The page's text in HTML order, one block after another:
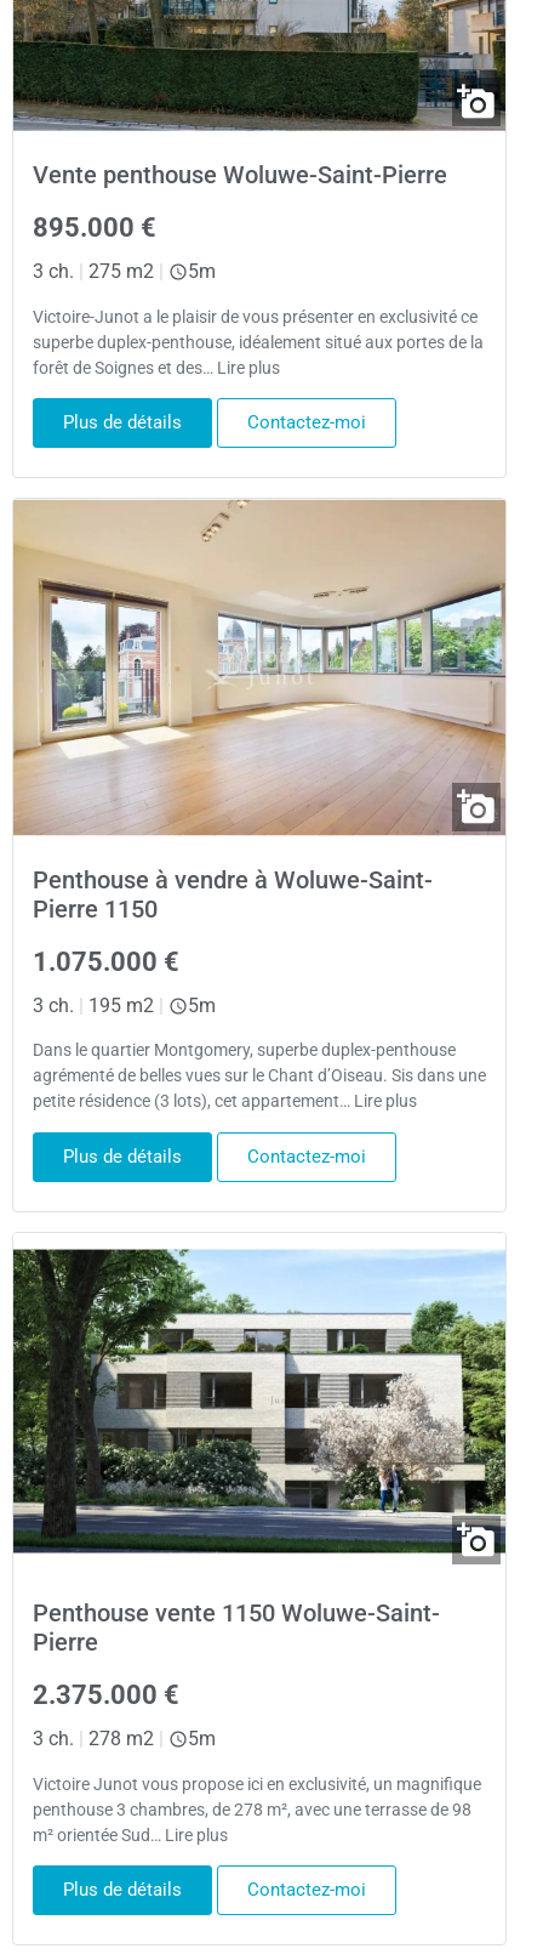
Vente penthouse Woluwe-Saint-Pierre
895.000 €
3 ch. 275 m2 5m
Victoire-Junot a le plaisir de vous présenter en exclusivité ce
superbe duplex-penthouse, idéalement situé aux portes de la
forêt de Soignes et des… Lire plus
Plus de détails Contactez-moi
Penthouse à vendre à Woluwe-Saint-
Pierre 1150
1.075.000 €
3 ch. | 195 m2 | 5m
Dans le quartier Montgomery, superbe duplex-penthouse
agrémenté de belles vues sur le Chant d’Oiseau. Sis dans une
petite résidence (3 lots), cet appartement… Lire plus
Plus de détails Contactez-moi
Penthouse vente 1150 Woluwe-Saint-
Pierre
2.375.000 €
3 ch. 278 m2 5m
Victoire Junot vous propose ici en exclusivité, un magnifique
penthouse 3 chambres, de 278 m², avec une terrasse de 98
m² orientée Sud… Lire plus
Plus de détails Contactez-moi